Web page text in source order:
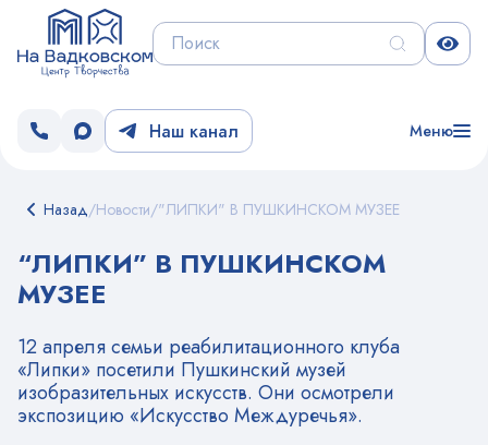
Наш канал Меню
Назад/Новости/"ЛИПКИ" В ПУШКИНСКОМ МУЗЕЕ
“ЛИПКИ” В ПУШКИНСКОМ
МУЗЕЕ
12 апреля семьи реабилитационного клуба
«Липки» посетили Пушкинский музей
изобразительных искусств. Они осмотрели
экспозицию «Искусство Междуречья».